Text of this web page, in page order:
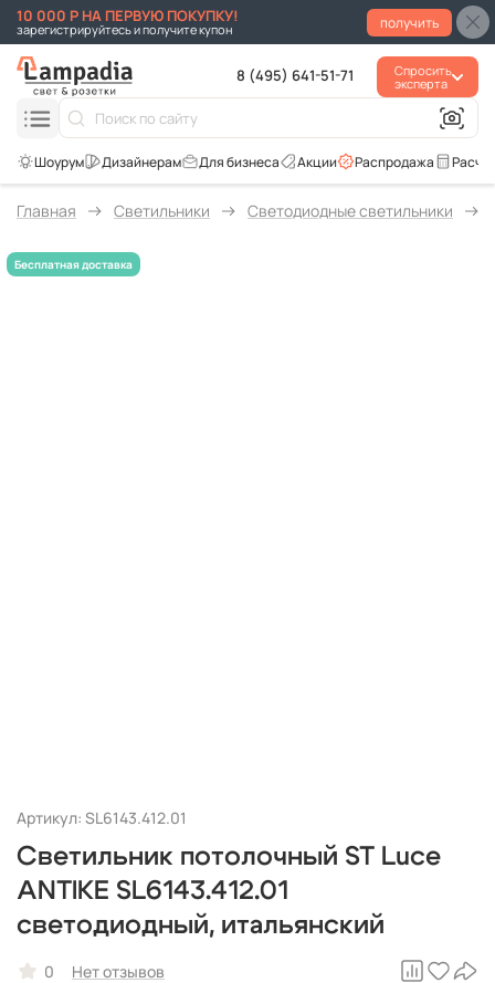
10 000 Р НА ПЕРВУЮ ПОКУПКУ!
зарегистрируйтесь и получите купон получить
8 (495) 641-51-71
Спросить
эксперта
Распродажа
Акции
Для бизнеса
Главная Светильники Светодиодные светильники
Артикул: SL6143.412.01
Светильник потолочный ST Luce
ANTIKE SL6143.412.01
светодиодный, итальянский
0 Нет отзывов